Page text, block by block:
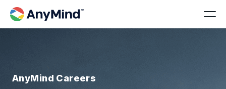
AnyMind Careers